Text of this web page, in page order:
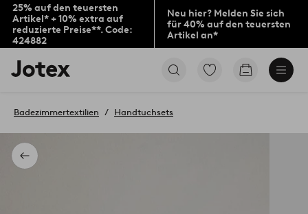
25% auf den teuersten
Artikel* + 10% extra auf
reduzierte Preise**. Code:
424882
Neu hier? Melden Sie sich
für 40% auf den teuersten
Artikel an*
Jotex-
Logo
Startseite
Zu
Produkten
Zum
Zurück
Badezimmertextilien Handtuchsets